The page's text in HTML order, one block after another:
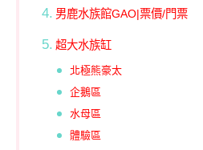
男鹿水族館GAO|票價/門票
超大水族缸
北極熊豪太
企鵝區
水母區
體驗區